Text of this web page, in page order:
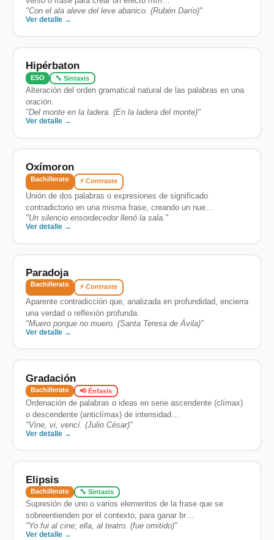
"Con el ala aleve del leve abanico. (Rubén Darío)"
Ver detalle →
Hipérbaton
ESO 🔧 Sintaxis
Alteración del orden gramatical natural de las palabras en una
oración.
"Del monte en la ladera. (En la ladera del monte)"
Ver detalle →
Oxímoron
Bachillerato ⚡ Contraste
Unión de dos palabras o expresiones de significado
contradictorio en una misma frase, creando un nue…
"Un silencio ensordecedor llenó la sala. "
Ver detalle →
Paradoja
Bachillerato ⚡ Contraste
Aparente contradicción que, analizada en profundidad, encierra
una verdad o reflexión profunda.
"Muero porque no muero. (Santa Teresa de Ávila)"
Ver detalle →
Gradación
Bachillerato 📢 Énfasis
Ordenación de palabras o ideas en serie ascendente (clímax)
o descendente (anticlímax) de intensidad…
"Vine, vi, vencí. (Julio César)"
Ver detalle →
Elipsis
Bachillerato 🔧 Sintaxis
Supresión de uno o varios elementos de la frase que se
sobreentienden por el contexto, para ganar br…
"Yo fui al cine; ella, al teatro. (fue omitido)"
Ver detalle →